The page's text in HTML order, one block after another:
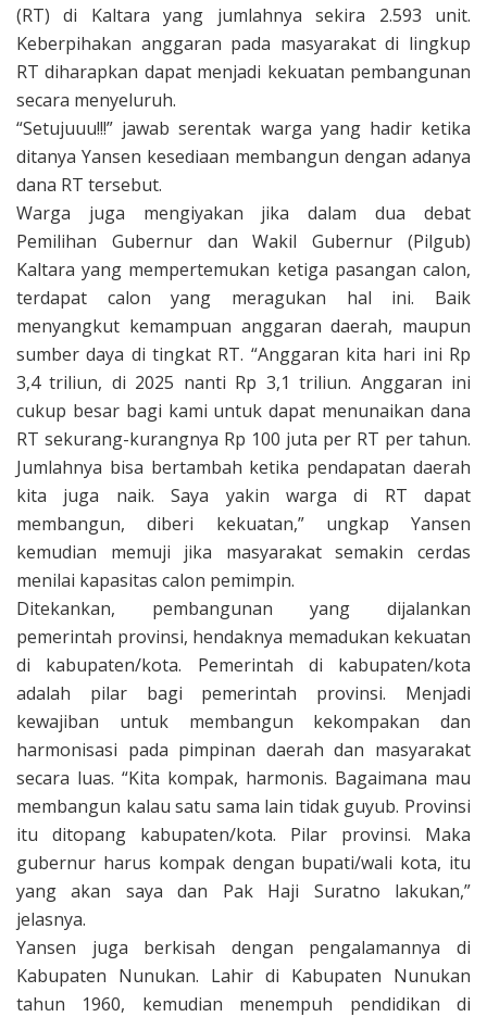
(RT) di Kaltara yang jumlahnya sekira 2.593 unit.
Keberpihakan anggaran pada masyarakat di lingkup
RT diharapkan dapat menjadi kekuatan pembangunan
secara menyeluruh.
“Setujuuu!!!” jawab serentak warga yang hadir ketika
ditanya Yansen kesediaan membangun dengan adanya
dana RT tersebut.
Warga juga mengiyakan jika dalam dua debat
Pemilihan Gubernur dan Wakil Gubernur (Pilgub)
Kaltara yang mempertemukan ketiga pasangan calon,
terdapat calon yang meragukan hal ini. Baik
menyangkut kemampuan anggaran daerah, maupun
sumber daya di tingkat RT. “Anggaran kita hari ini Rp
3,4 triliun, di 2025 nanti Rp 3,1 triliun. Anggaran ini
cukup besar bagi kami untuk dapat menunaikan dana
RT sekurang-kurangnya Rp 100 juta per RT per tahun.
Jumlahnya bisa bertambah ketika pendapatan daerah
kita juga naik. Saya yakin warga di RT dapat
membangun, diberi kekuatan,” ungkap Yansen
kemudian memuji jika masyarakat semakin cerdas
menilai kapasitas calon pemimpin.
Ditekankan, pembangunan yang dijalankan
pemerintah provinsi, hendaknya memadukan kekuatan
di kabupaten/kota. Pemerintah di kabupaten/kota
adalah pilar bagi pemerintah provinsi. Menjadi
kewajiban untuk membangun kekompakan dan
harmonisasi pada pimpinan daerah dan masyarakat
secara luas. “Kita kompak, harmonis. Bagaimana mau
membangun kalau satu sama lain tidak guyub. Provinsi
itu ditopang kabupaten/kota. Pilar provinsi. Maka
gubernur harus kompak dengan bupati/wali kota, itu
yang akan saya dan Pak Haji Suratno lakukan,”
jelasnya.
Yansen juga berkisah dengan pengalamannya di
Kabupaten Nunukan. Lahir di Kabupaten Nunukan
tahun 1960, kemudian menempuh pendidikan di